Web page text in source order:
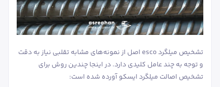
تشخیص میلگرد esco اصل از نمونه‌های مشابه تقلبی نیاز به دقت
و توجه به چند عامل کلیدی دارد. در اینجا چندین روش برای
تشخیص اصالت میلگرد ایسکو آورده شده است: